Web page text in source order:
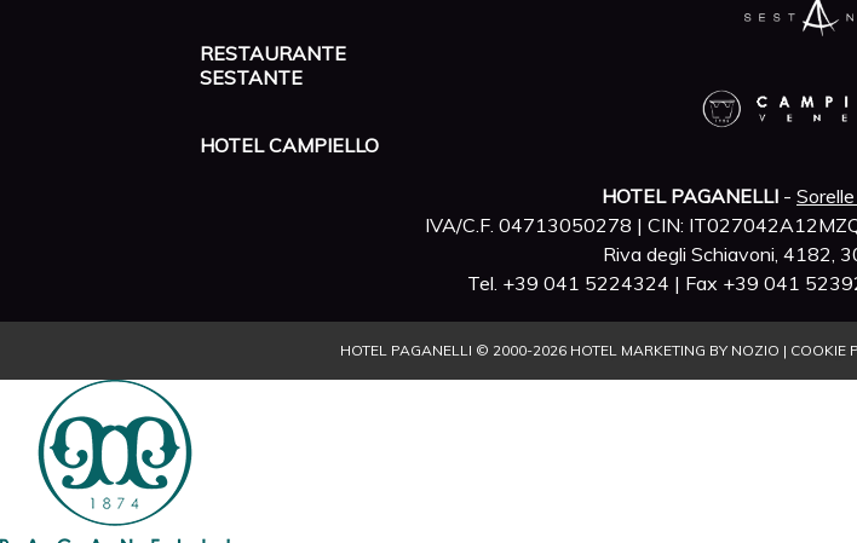
RESTAURANTE
SESTANTE
HOTEL CAMPIELLO
HOTEL PAGANELLI -
IVA/C.F. 04713050278 | CIN:
Riva degli Schiavoni, 4182,
Tel. +39 041 5224324 | Fax +39 041
HOTEL PAGANELLI © 2000-2026 HOTEL MARKETING BY NOZIO | COOKIE